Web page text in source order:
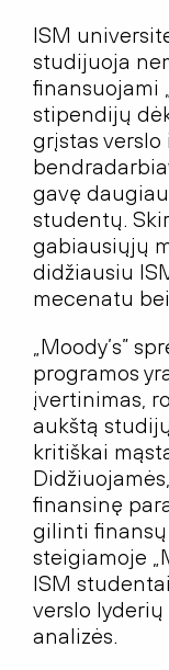
ISM
studijuoja
finansuojami
stipendijų
grįstas verslo
gavę
studentų.
gabiausiųjų
didžiausiu
mecenatu
„Moody’s”
programos
įvertinimas,
aukštą
kritiškai
finansinę
gilinti
steigiamoje
ISM
verslo
analizės.